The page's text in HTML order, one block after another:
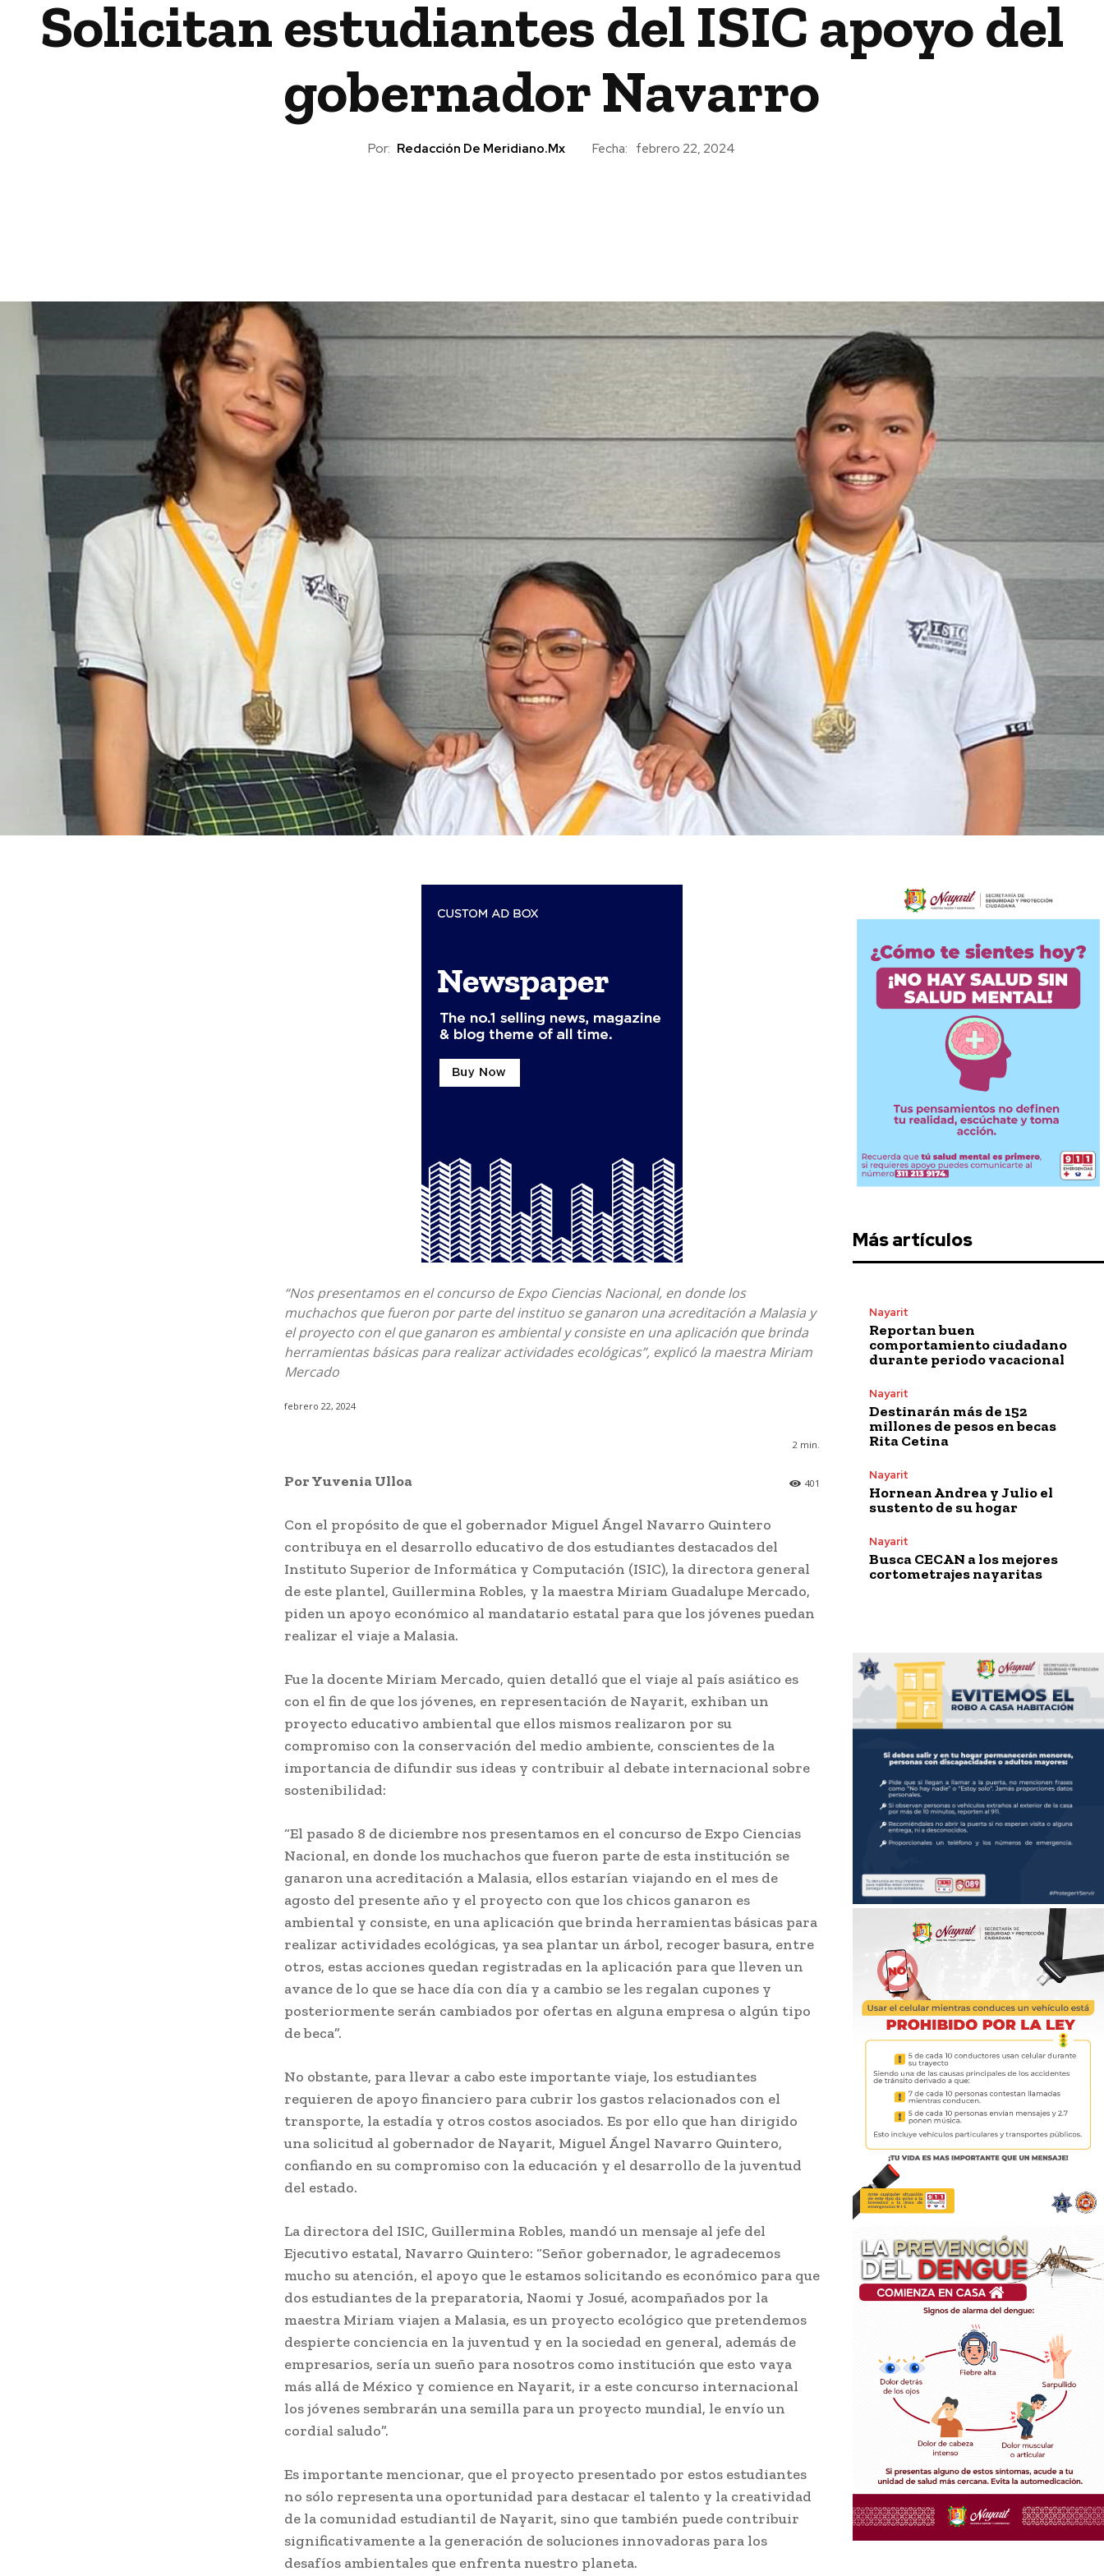
Solicitan estudiantes del ISIC apoyo del
gobernador Navarro
Por: Redacción De Meridiano.mx Fecha: febrero 22, 2024
“Nos presentamos en el concurso de Expo Ciencias Nacional, en donde los
muchachos que fueron por parte del instituo se ganaron una acreditación a Malasia y
el proyecto con el que ganaron es ambiental y consiste en una aplicación que brinda
herramientas básicas para realizar actividades ecológicas”, explicó la maestra Miriam
Mercado
febrero 22, 2024
2 min.
401
Por Yuvenia Ulloa
Con el propósito de que el gobernador Miguel Ángel Navarro Quintero
contribuya en el desarrollo educativo de dos estudiantes destacados del
Instituto Superior de Informática y Computación (ISIC), la directora general
de este plantel, Guillermina Robles, y la maestra Miriam Guadalupe Mercado,
piden un apoyo económico al mandatario estatal para que los jóvenes puedan
realizar el viaje a Malasia.
Fue la docente Miriam Mercado, quien detalló que el viaje al país asiático es
con el fin de que los jóvenes, en representación de Nayarit, exhiban un
proyecto educativo ambiental que ellos mismos realizaron por su
compromiso con la conservación del medio ambiente, conscientes de la
importancia de difundir sus ideas y contribuir al debate internacional sobre
sostenibilidad:
“El pasado 8 de diciembre nos presentamos en el concurso de Expo Ciencias
Nacional, en donde los muchachos que fueron parte de esta institución se
ganaron una acreditación a Malasia, ellos estarían viajando en el mes de
agosto del presente año y el proyecto con que los chicos ganaron es
ambiental y consiste, en una aplicación que brinda herramientas básicas para
realizar actividades ecológicas, ya sea plantar un árbol, recoger basura, entre
otros, estas acciones quedan registradas en la aplicación para que lleven un
avance de lo que se hace día con día y a cambio se les regalan cupones y
posteriormente serán cambiados por ofertas en alguna empresa o algún tipo
de beca”.
No obstante, para llevar a cabo este importante viaje, los estudiantes
requieren de apoyo financiero para cubrir los gastos relacionados con el
transporte, la estadía y otros costos asociados. Es por ello que han dirigido
una solicitud al gobernador de Nayarit, Miguel Ángel Navarro Quintero,
confiando en su compromiso con la educación y el desarrollo de la juventud
del estado.
La directora del ISIC, Guillermina Robles, mandó un mensaje al jefe del
Ejecutivo estatal, Navarro Quintero: “Señor gobernador, le agradecemos
mucho su atención, el apoyo que le estamos solicitando es económico para que
dos estudiantes de la preparatoria, Naomi y Josué, acompañados por la
maestra Miriam viajen a Malasia, es un proyecto ecológico que pretendemos
despierte conciencia en la juventud y en la sociedad en general, además de
empresarios, sería un sueño para nosotros como institución que esto vaya
más allá de México y comience en Nayarit, ir a este concurso internacional
los jóvenes sembrarán una semilla para un proyecto mundial, le envío un
cordial saludo”.
Es importante mencionar, que el proyecto presentado por estos estudiantes
no sólo representa una oportunidad para destacar el talento y la creatividad
de la comunidad estudiantil de Nayarit, sino que también puede contribuir
significativamente a la generación de soluciones innovadoras para los
desafíos ambientales que enfrenta nuestro planeta.
Más artículos
Nayarit
Reportan buen
comportamiento ciudadano
durante periodo vacacional
Nayarit
Destinarán más de 152
millones de pesos en becas
Rita Cetina
Nayarit
Hornean Andrea y Julio el
sustento de su hogar
Nayarit
Busca CECAN a los mejores
cortometrajes nayaritas